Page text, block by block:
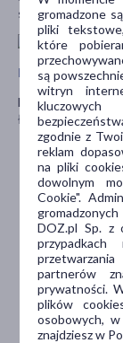
stopień zużycia i
Myj zęby nawet
Duży silikonowy
łatwo zmienisz
SKU:
Kod EAN:
Grupa
Kolor:
Zasilanie:
Skład
USB,
Rodzaj
Ilość drgań
Czas pracy:
Stawka
gromadzone
pliki
które
są
witryn
zgodnie z
reklam
na pliki
dowolnym
Cookie".
DOZ.pl Sp. z
partnerów
prywatności.
plików
osobowych,
znajdziesz w